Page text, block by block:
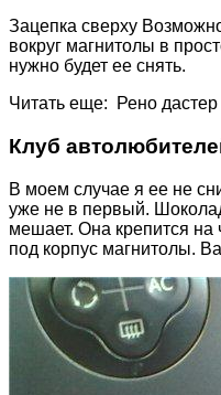
Зацепка сверху
вокруг магнитолы в
нужно будет ее снять.
Читать еще: Рено дастер
Клуб
В моем случае я ее не
уже не в первый.
мешает. Она крепится на
под корпус магнитолы.